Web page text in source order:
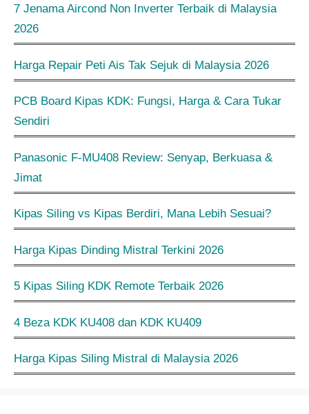
7 Jenama Aircond Non Inverter Terbaik di Malaysia
2026
Harga Repair Peti Ais Tak Sejuk di Malaysia 2026
PCB Board Kipas KDK: Fungsi, Harga & Cara Tukar
Sendiri
Panasonic F-MU408 Review: Senyap, Berkuasa &
Jimat
Kipas Siling vs Kipas Berdiri, Mana Lebih Sesuai?
Harga Kipas Dinding Mistral Terkini 2026
5 Kipas Siling KDK Remote Terbaik 2026
4 Beza KDK KU408 dan KDK KU409
Harga Kipas Siling Mistral di Malaysia 2026